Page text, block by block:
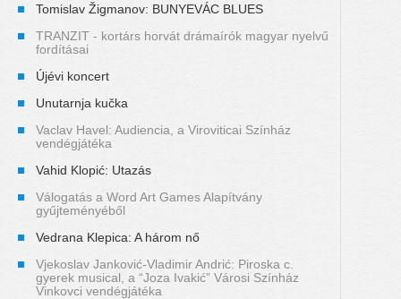
Tomislav Žigmanov: BUNYEVÁC BLUES
TRANZIT - kortárs horvát drámaírók magyar nyelvű
fordításai
Újévi koncert
Unutarnja kučka
Vaclav Havel: Audiencia, a Viroviticai Színház
vendégjátéka
Vahid Klopić: Utazás
Válogatás a Word Art Games Alapítvány
gyűjteményéből
Vedrana Klepica: A három nő
Vjekoslav Janković-Vladimir Andrić: Piroska c.
gyerek musical, a “Joza Ivakić” Városi Színház
Vinkovci vendégjátéka